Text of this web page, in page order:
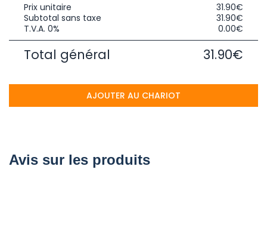
Avis sur les produits
Prix unitaire
31.90€
Subtotal sans taxe
31.90€
T.V.A. 0%
0.00€
Total général 31.90€
AJOUTER AU CHARIOT